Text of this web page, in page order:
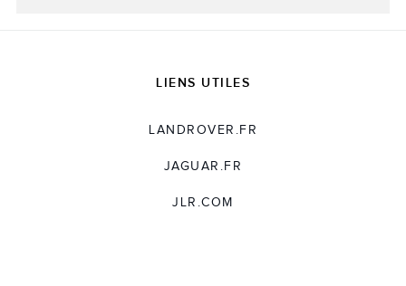
LIENS UTILES
LANDROVER.FR
JAGUAR.FR
JLR.COM